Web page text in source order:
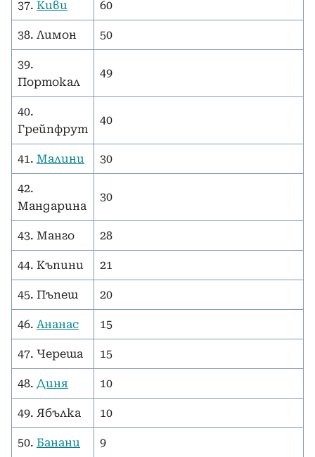
37. Киви 60
38. Лимон 50
39.
Портокал
49
40.
Грейпфрут
40
41. Малини 30
42.
Мандарина
30
43. Манго 28
44. Къпини 21
45. Пъпеш 20
46. Ананас 15
47. Череша 15
48. Диня 10
49. Ябълка 10
50. Банани 9